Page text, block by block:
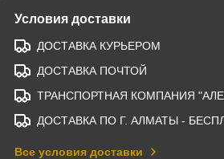
Условия доставки
ДОСТАВКА КУРЬЕРОМ
ДОСТАВКА ПОЧТОЙ
ТРАНСПОРТНАЯ КОМПАНИЯ
ДОСТАВКА ПО Г. АЛМАТЫ -
Все условия доставки